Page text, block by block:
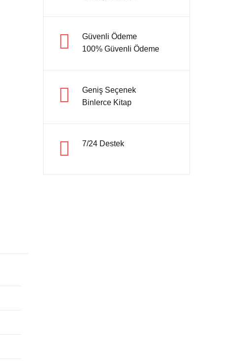
Giriş yap
Güvenli Ödeme
100% Güvenli Ödeme
Geniş Seçenek
Binlerce Kitap
7/24 Destek